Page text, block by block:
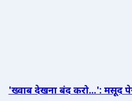
'ख्वाब देखना बंद करो...': मसूद